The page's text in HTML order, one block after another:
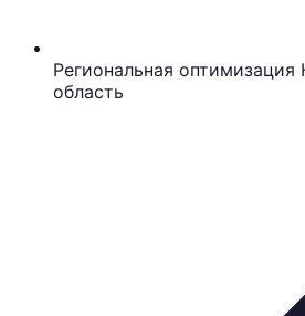
Региональная
область